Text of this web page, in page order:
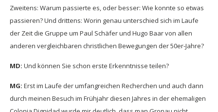
Zweitens: Warum passierte es, oder besser: Wie konnte so etwas
passieren? Und drittens: Worin genau unterschied sich im Laufe
der Zeit die Gruppe um Paul Schäfer und Hugo Baar von allen
anderen vergleichbaren christlichen Bewegungen der 50er-Jahre?
MD: Und können Sie schon erste Erkenntnisse teilen?
MG: Erst im Laufe der umfangreichen Recherchen und auch dann
durch meinen Besuch im Frühjahr diesen Jahres in der ehemaligen